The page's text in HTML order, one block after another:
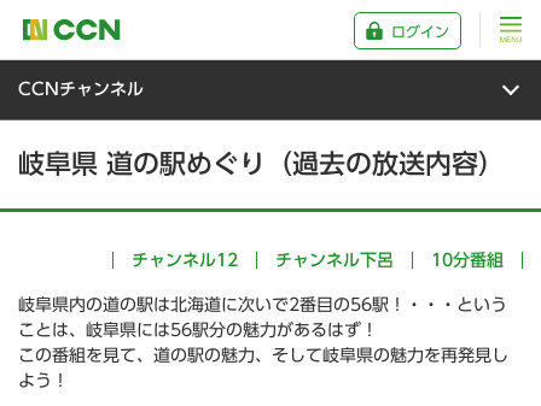
ログイン
CCNチャンネル
岐阜県 道の駅めぐり（過去の放送内容）
チャンネル12 チャンネル下呂 10分番組
岐阜県内の道の駅は北海道に次いで2番目の56駅！・・・という
ことは、岐阜県には56駅分の魅力があるはず！
この番組を見て、道の駅の魅力、そして岐阜県の魅力を再発見し
よう！